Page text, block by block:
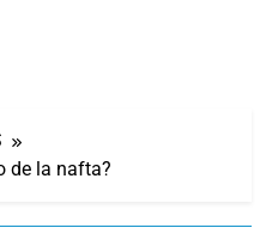
de la nafta?